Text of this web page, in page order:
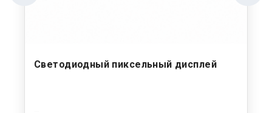
Светодиодный пиксельный дисплей